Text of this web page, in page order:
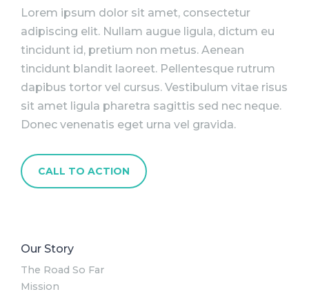
Lorem ipsum dolor sit amet, consectetur
adipiscing elit. Nullam augue ligula, dictum eu
tincidunt id, pretium non metus. Aenean
tincidunt blandit laoreet. Pellentesque rutrum
dapibus tortor vel cursus. Vestibulum vitae risus
sit amet ligula pharetra sagittis sed nec neque.
Donec venenatis eget urna vel gravida.
CALL TO ACTION
Our Story
The Road So Far
Mission